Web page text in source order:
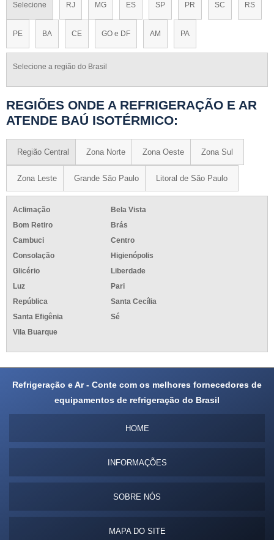
Selecione RJ MG ES SP PR SC RS
PE BA CE GO e DF AM PA
Selecione a região do Brasil
REGIÕES ONDE A REFRIGERAÇÃO E AR
ATENDE BAÚ ISOTÉRMICO:
Região Central Zona Norte Zona Oeste Zona Sul
Zona Leste Grande São Paulo Litoral de São Paulo
Aclimação
Bela Vista
Bom Retiro
Brás
Cambuci
Centro
Consolação
Higienópolis
Glicério
Liberdade
Luz
Pari
República
Santa Cecília
Santa Efigênia
Sé
Vila Buarque
Refrigeração e Ar - Conte com os melhores fornecedores de
equipamentos de refrigeração do Brasil
HOME
INFORMAÇÕES
SOBRE NÓS
MAPA DO SITE